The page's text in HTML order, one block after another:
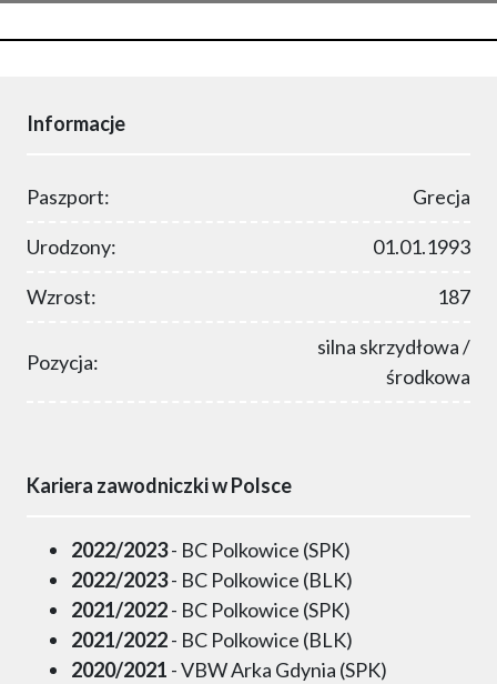
Informacje
Paszport: Grecja
Urodzony: 01.01.1993
Wzrost: 187
Pozycja:
silna skrzydłowa /
środkowa
Kariera zawodniczki w Polsce
2022/2023- BC Polkowice (SPK)
2022/2023- BC Polkowice (BLK)
2021/2022- BC Polkowice (SPK)
2021/2022- BC Polkowice (BLK)
2020/2021 - VBW Arka Gdynia (SPK)